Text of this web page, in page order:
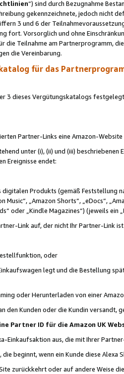
“) sind durch Bezugnahme
gekennzeichnete, jedoch nicht
3 und 6 der
fort. Vorsorglich und ohne
die Teilnahme am Partnerprogramm,
die Vereinbarung.
für das
3 dieses Vergütungskatalogs
Partner-Links eine Amazon-
unter (i), (ii) und (iii)
Ereignisse endet:
Produkts (gemäß Feststellung
„Amazon Shorts“, „eDocs“,
oder „Kindle Magazines“) (jeweils ein „
Link auf, der nicht Ihr Partner-Link ist
oder
legt und die Bestellung
oder Herunterladen von einer
den Kunden oder die Kundin
Partner ID für die Amazon UK
aus, die mit Ihrer
beginnt, wenn ein Kunde diese Alexa
zurückkehrt oder auf andere Weise